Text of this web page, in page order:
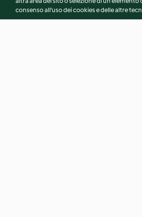
consenso all'uso dei cookies e delle altre